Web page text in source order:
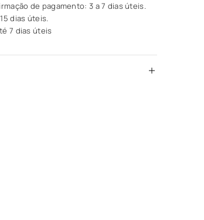
de pagamento: 3 a 7 dias úteis.
dias úteis.
7 dias úteis